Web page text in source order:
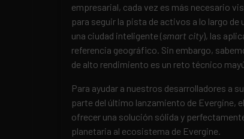
empresarial, cada vez es más necesario
para seguir la pista de activos a lo largo
una ciudad inteligente (smart city), las
referencia geográfico. Sin embargo,
de alto rendimiento es un reto técnico
Para ayudar a nuestros desarrolladores a
parte del último lanzamiento de Evergine,
ofrecer una solución sólida y
planetaria al ecosistema de Evergine.